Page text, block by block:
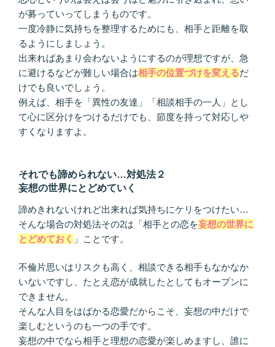
が募っていってしまうものです。
一度冷静に気持ちを整理するためにも、相手と距離を取
るようにしましょう。
出来ればあまり会わないようにするのが理想ですが、急
に避けるなどが難しい場合は相手の位置づけを変えるだ
けでも良いでしょう。
例えば、相手を「異性の友達」「相談相手の一人」とし
て心に区分けをつけるだけでも、節度を持って対応しや
すくなりますよ。
それでも諦められない…対処法２
妄想の世界にとどめていく
諦めきれないけれど出来れば気持ちにケリをつけたい…
そんな場合の対処法その2は「相手との恋を妄想の世界に
とどめておく 」ことです。
不倫片思いはリスクも高く、相談できる相手もなかなか
いないですし、たとえ恋が成就したとしてもオープンに
できません。
そんな人目をはばかる恋愛だからこそ、妄想の中だけで
楽しむというのも一つの手です。
妄想の中でなら相手と理想の恋愛が楽しめますし、誰に